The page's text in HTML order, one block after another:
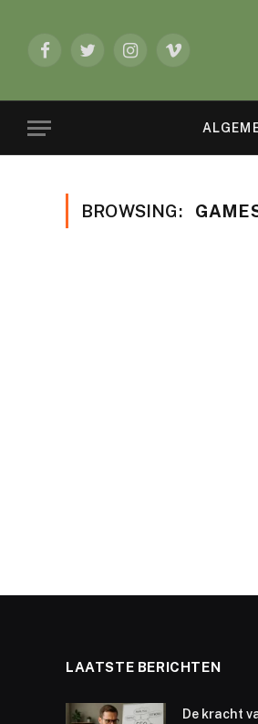
FacebookTwitterInstagramVimeo
BROWSING:
LAATSTE BERICHTEN
De kracht